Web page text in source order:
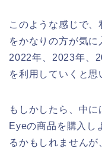
このような感じで
をかなりの方が気に
2022年、2023年、
を利用していくと思
もしかしたら、中
Eyeの商品を購入し
るかもしれませんが